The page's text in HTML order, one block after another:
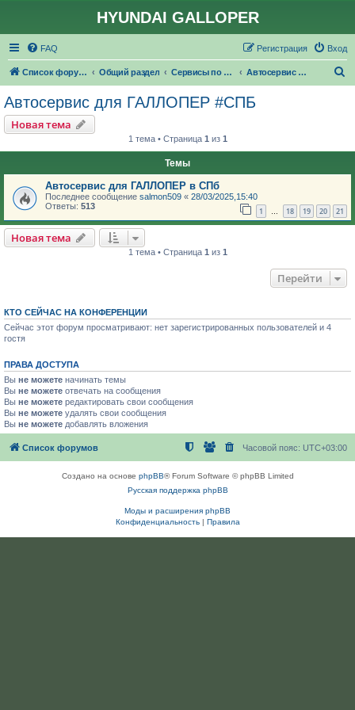
HYUNDAI GALLOPER
FAQ Вход
Регистрация
Список форумов Общий раздел Сервисы по ремонту и обслуживанию Автосервис для ГАЛЛОПЕР #СПБ
Автосервис для ГАЛЛОПЕР #СПБ
Новая тема
1 тема • Страница 1 из 1
Темы
Автосервис для ГАЛЛОПЕР в СПб
Последнее сообщение salmon509 « 28/03/2025,15:40
Ответы: 513 1 … 18 19 20 21
Новая тема
1 тема • Страница 1 из 1
Перейти
КТО СЕЙЧАС НА КОНФЕРЕНЦИИ
Сейчас этот форум просматривают: нет зарегистрированных пользователей и 4
гостя
ПРАВА ДОСТУПА
Вы не можете начинать темы
Вы не можете отвечать на сообщения
Вы не можете редактировать свои сообщения
Вы не можете удалять свои сообщения
Вы не можете добавлять вложения
Список форумов Часовой пояс: UTC+03:00
Создано на основе phpBB® Forum Software © phpBB Limited
Русская поддержка phpBB
Моды и расширения phpBB
Конфиденциальность| Правила